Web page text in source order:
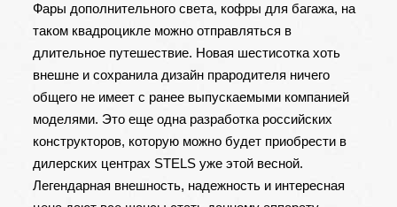
Фары дополнительного света, кофры для багажа, на
таком квадроцикле можно отправляться в
длительное путешествие. Новая шестисотка хоть
внешне и сохранила дизайн прародителя ничего
общего не имеет с ранее выпускаемыми компанией
моделями. Это еще одна разработка российских
конструкторов, которую можно будет приобрести в
дилерских центрах STELS уже этой весной.
Легендарная внешность, надежность и интересная